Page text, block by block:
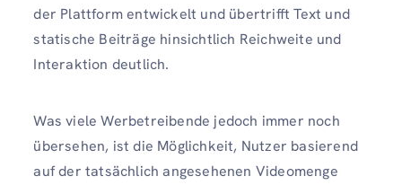
der Plattform entwickelt und übertrifft Text und
statische Beiträge hinsichtlich Reichweite und
Interaktion deutlich.
Was viele Werbetreibende jedoch immer noch
übersehen, ist die Möglichkeit, Nutzer basierend
auf der tatsächlich angesehenen Videomenge